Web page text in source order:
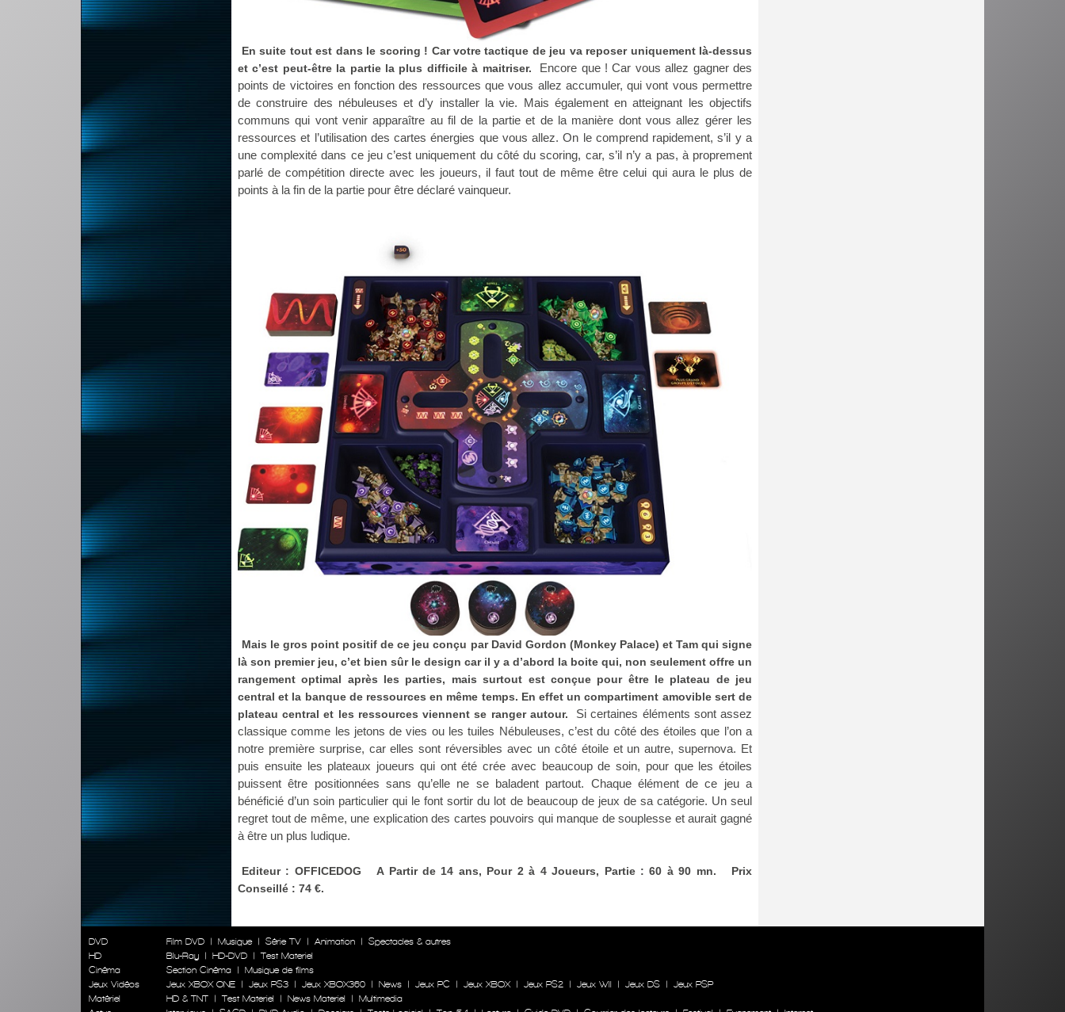
En suite tout est dans le scoring ! Car votre tactique de jeu va reposer uniquement là-dessus
et c’est peut-être la partie la plus difficile à maitriser.
Encore que ! Car vous allez gagner des
points de victoires en fonction des ressources que vous allez accumuler, qui vont vous permettre
de construire des nébuleuses et d’y installer la vie. Mais également en atteignant les objectifs
communs qui vont venir apparaître au fil de la partie et de la manière dont vous allez gérer les
ressources et l’utilisation des cartes énergies que vous allez. On le comprend rapidement, s’il y a
une complexité dans ce jeu c’est uniquement du côté du scoring, car, s’il n’y a pas, à proprement
parlé de compétition directe avec les joueurs, il faut tout de même être celui qui aura le plus de
points à la fin de la partie pour être déclaré vainqueur.
Mais le gros point positif de ce jeu conçu par David Gordon (Monkey Palace) et Tam qui signe
là son premier jeu, c’et bien sûr le design car il y a d’abord la boite qui, non seulement offre un
rangement optimal après les parties, mais surtout est conçue pour être le plateau de jeu
central et la banque de ressources en même temps. En effet un compartiment amovible sert de
plateau central et les ressources viennent se ranger autour.
Si certaines éléments sont assez
classique comme les jetons de vies ou les tuiles Nébuleuses, c’est du côté des étoiles que l’on a
notre première surprise, car elles sont réversibles avec un côté étoile et un autre, supernova. Et
puis ensuite les plateaux joueurs qui ont été crée avec beaucoup de soin, pour que les étoiles
puissent être positionnées sans qu’elle ne se baladent partout. Chaque élément de ce jeu a
bénéficié d’un soin particulier qui le font sortir du lot de beaucoup de jeux de sa catégorie. Un seul
regret tout de même, une explication des cartes pouvoirs qui manque de souplesse et aurait gagné
à être un plus ludique.
Editeur : OFFICEDOG A Partir de 14 ans, Pour 2 à 4 Joueurs, Partie : 60 à 90 mn. Prix
Conseillé : 74 €.
DVD
HD
Cinéma
Jeux Vidéos
Matériel
Film DVD | Musique | Série TV | Animation |
Spectacles & autres
Blu-Ray
| HD-DVD |
Test Materiel
Section Cinéma
|
Musique de films
Jeux XBOX ONE
| Jeux PS3 | Jeux XBOX360 | News | Jeux PC | Jeux XBOX | Jeux PS2 | Jeux WII | Jeux DS |
Jeux PSP
HD & TNT
| Test Materiel | News Materiel |
Multimedia